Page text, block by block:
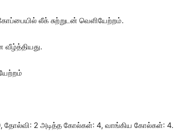
லீக் சுற்றுடன் வெளியேற்றம்.
வீழ்த்தியது.
தோல்வி: 2 அடித்த கோல்கள்: 4, வாங்கிய கோல்கள்: 4.